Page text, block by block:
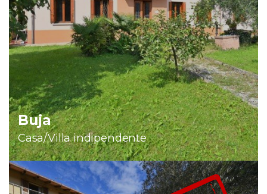
L'UFFICIO È CHIUSO PER LE FERIE ESTIVE. CI VEDIAMO
DA LUNEDÌ 31 AGOSTO.
Buja
Casa/Villa indipendente